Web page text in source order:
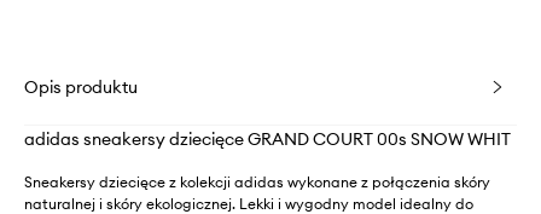
Opis produktu
adidas sneakersy dziecięce GRAND COURT 00s SNOW WHIT
Sneakersy dziecięce z kolekcji adidas wykonane z połączenia skóry
naturalnej i skóry ekologicznej. Lekki i wygodny model idealny do